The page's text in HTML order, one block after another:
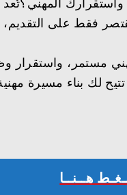
على التقديم،
مستمر، واستقرار
لك بناء مسيرة
هــنــا